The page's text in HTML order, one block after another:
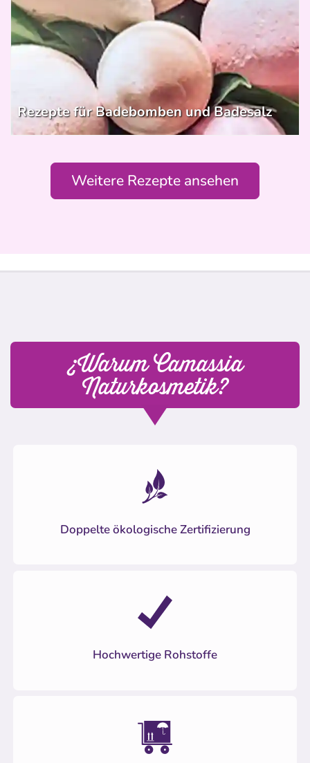
Rezepte für Badebomben und Badesalz
Weitere Rezepte ansehen
¿Warum Camassia
Naturkosmetik?
Doppelte ökologische Zertifizierung
Hochwertige Rohstoffe